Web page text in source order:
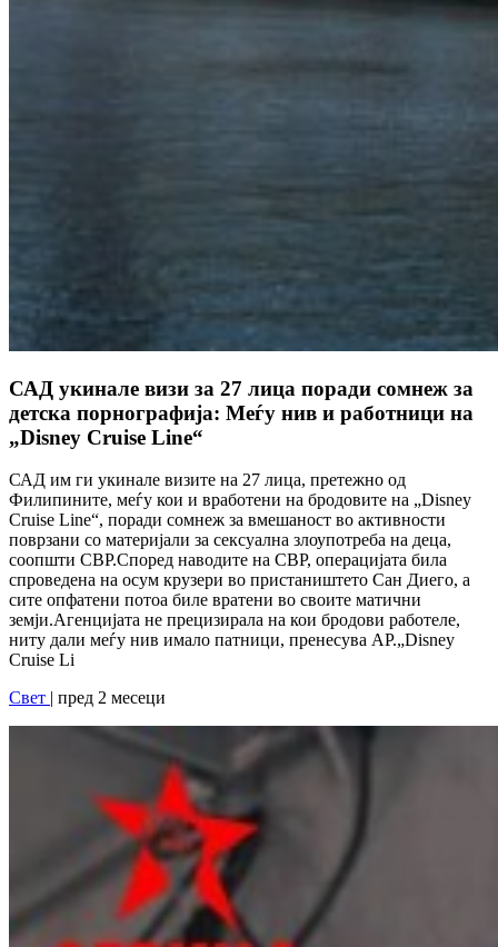
САД укинале визи за 27 лица поради сомнеж за
детска порнографија: Меѓу нив и работници на
„Disney Cruise Line“
САД им ги укинале визите на 27 лица, претежно од
Филипините, меѓу кои и вработени на бродовите на „Disney
Cruise Line“, поради сомнеж за вмешаност во активности
поврзани со материјали за сексуална злоупотреба на деца,
соопшти CBP.Според наводите на CBP, операцијата била
спроведена на осум крузери во пристаништето Сан Диего, а
сите опфатени потоа биле вратени во своите матични
земји.Агенцијата не прецизирала на кои бродови работеле,
ниту дали меѓу нив имало патници, пренесува AP.„Disney
Cruise Li
Свет | пред 2 месеци